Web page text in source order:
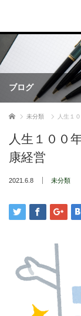
ブログ
ホーム 未分類 人生１
人生１００
康経営
2021.6.8 未分類